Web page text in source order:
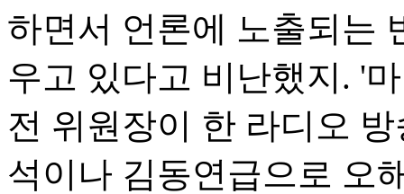
하면서 언론에 노출되는
우고 있다고 비난했지. '
전 위원장이 한 라디오
석이나 김동연급으로 오